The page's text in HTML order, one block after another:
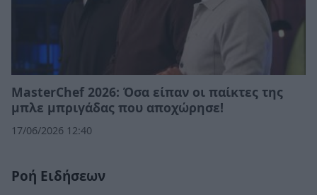
MasterChef 2026: Όσα είπαν οι παίκτες της
μπλε μπριγάδας που αποχώρησε!
17/06/2026 12:40
Ροή Ειδήσεων